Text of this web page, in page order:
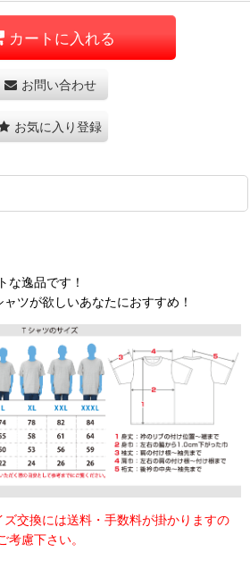
カートに入れる
お問い合わせ
お気に入り登録
な逸品です！
ツが欲しいあなたにおすすめ！
交換には送料・手数料が掛かりますの
考慮下さい。